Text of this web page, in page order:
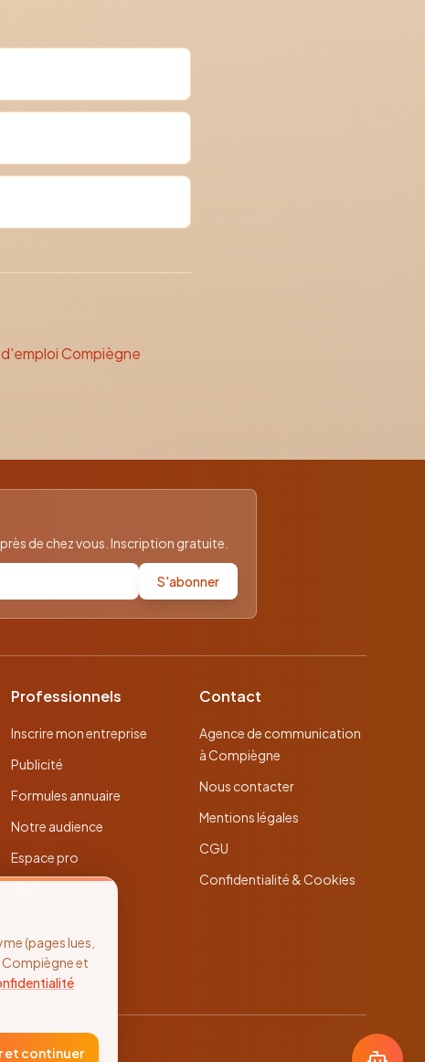
Compiègne
de chez vous. Inscription gratuite.
S'abonner
Professionnels
Inscrire mon entreprise
Publicité
Formules annuaire
Notre audience
Espace pro
Contact
Agence de communication
à Compiègne
Nous contacter
Mentions légales
CGU
Confidentialité & Cookies
(pages lues,
et
et continuer